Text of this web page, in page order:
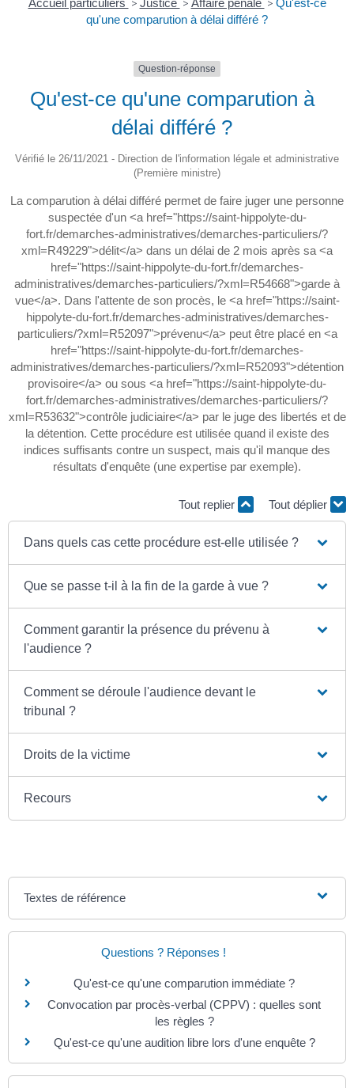
Accueil particuliers > Justice > Affaire pénale > Qu'est-ce
qu'une comparution à délai différé ?
Question-réponse
Qu'est-ce qu'une comparution à
délai différé ?
Vérifié le 26/11/2021 - Direction de l'information légale et administrative
(Première ministre)
La comparution à délai différé permet de faire juger une personne
suspectée d'un <a href="https://saint-hippolyte-du-
fort.fr/demarches-administratives/demarches-particuliers/?
xml=R49229">délit</a> dans un délai de 2 mois après sa <a
href="https://saint-hippolyte-du-fort.fr/demarches-
administratives/demarches-particuliers/?xml=R54668">garde à
vue</a>. Dans l'attente de son procès, le <a href="https://saint-
hippolyte-du-fort.fr/demarches-administratives/demarches-
particuliers/?xml=R52097">prévenu</a> peut être placé en <a
href="https://saint-hippolyte-du-fort.fr/demarches-
administratives/demarches-particuliers/?xml=R52093">détention
provisoire</a> ou sous <a href="https://saint-hippolyte-du-
fort.fr/demarches-administratives/demarches-particuliers/?
xml=R53632">contrôle judiciaire</a> par le juge des libertés et de
la détention. Cette procédure est utilisée quand il existe des
indices suffisants contre un suspect, mais qu'il manque des
résultats d'enquête (une expertise par exemple).
Tout replier Tout déplier
Dans quels cas cette procédure est-elle utilisée ?
Que se passe t-il à la fin de la garde à vue ?
Comment garantir la présence du prévenu à
l'audience ?
Comment se déroule l'audience devant le
tribunal ?
Droits de la victime
Recours
Textes de référence
Questions ? Réponses !
Qu'est-ce qu'une comparution immédiate ?
Convocation par procès-verbal (CPPV) : quelles sont
les règles ?
Qu'est-ce qu'une audition libre lors d'une enquête ?